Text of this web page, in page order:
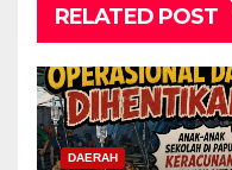
RELATED POST
DAERAH